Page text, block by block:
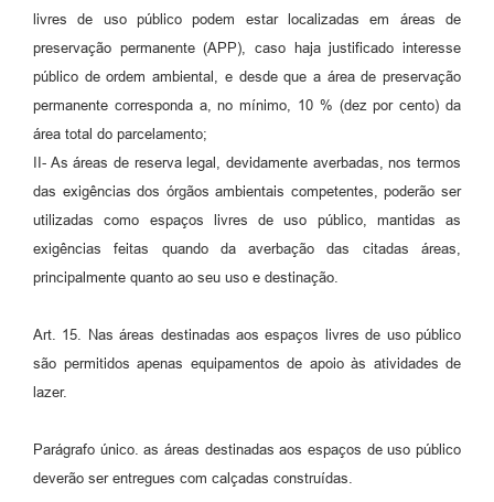
livres de uso público podem estar localizadas em áreas de
preservação permanente (APP), caso haja justificado interesse
público de ordem ambiental, e desde que a área de preservação
permanente corresponda a, no mínimo, 10 % (dez por cento) da
área total do parcelamento;
II- As áreas de reserva legal, devidamente averbadas, nos termos
das exigências dos órgãos ambientais competentes, poderão ser
utilizadas como espaços livres de uso público, mantidas as
exigências feitas quando da averbação das citadas áreas,
principalmente quanto ao seu uso e destinação.
Art. 15. Nas áreas destinadas aos espaços livres de uso público
são permitidos apenas equipamentos de apoio às atividades de
lazer.
Parágrafo único. as áreas destinadas aos espaços de uso público
deverão ser entregues com calçadas construídas.